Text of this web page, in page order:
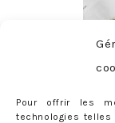
Pour offrir les
technologies